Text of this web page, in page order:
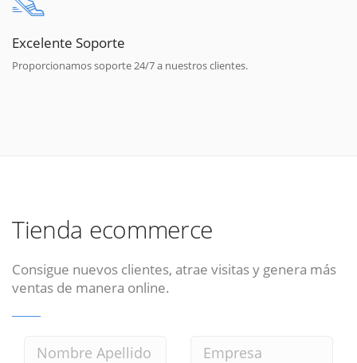
Excelente Soporte
Proporcionamos soporte 24/7 a nuestros clientes.
Tienda ecommerce
Consigue nuevos clientes, atrae visitas y genera más
ventas de manera online.